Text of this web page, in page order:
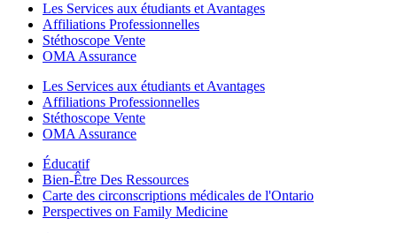
Les Services aux étudiants et Avantages
Affiliations Professionnelles
Stéthoscope Vente
OMA Assurance
Les Services aux étudiants et Avantages
Affiliations Professionnelles
Stéthoscope Vente
OMA Assurance
Éducatif
Bien-Être Des Ressources
Carte des circonscriptions médicales de l'Ontario
Perspectives on Family Medicine